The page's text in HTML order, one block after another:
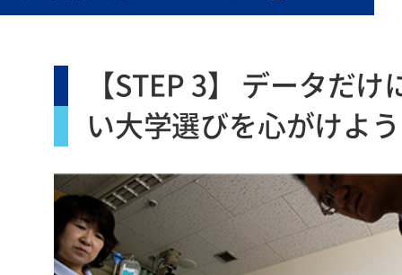
【STEP 3】 データだけ
い大学選びを心がけよう